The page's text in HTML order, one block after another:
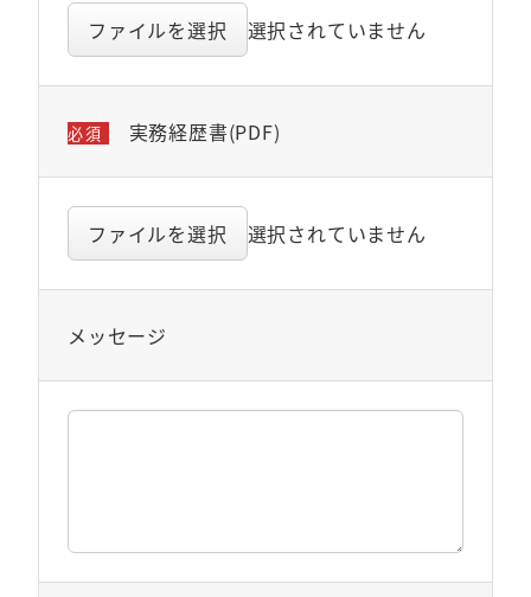
ファイルを選択 選択されていません
必須 実務経歴書(PDF)
ファイルを選択 選択されていません
メッセージ